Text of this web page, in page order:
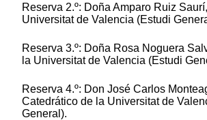
Reserva 2.º: Doña Amparo Ruiz
Universitat de Valencia (Estudi
Reserva 3.º: Doña Rosa Noguera
la Universitat de Valencia (Estudi
Reserva 4.º: Don José Carlos
Catedrático de la Universitat de
General).